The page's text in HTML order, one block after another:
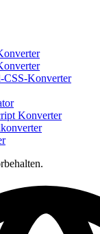
CSS-Konverter
Konverter